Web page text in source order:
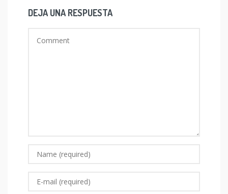
DEJA UNA RESPUESTA